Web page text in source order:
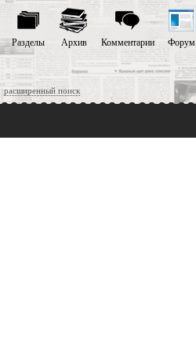
расширенный поиск
Разделы Архив Комментарии Форум